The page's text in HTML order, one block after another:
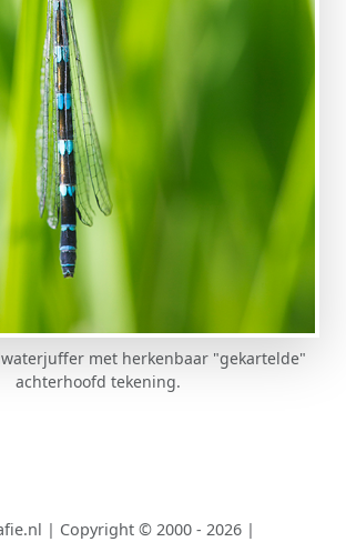
met herkenbaar "gekartelde"
achterhoofd tekening.
| Copyright © 2000 - 2026 |